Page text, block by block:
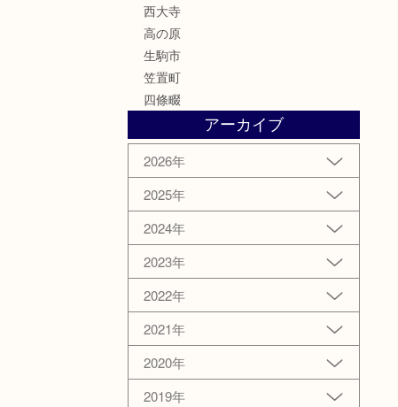
西大寺
高の原
生駒市
笠置町
四條畷
アーカイブ
2026年
2025年
2024年
2023年
2022年
2021年
2020年
2019年